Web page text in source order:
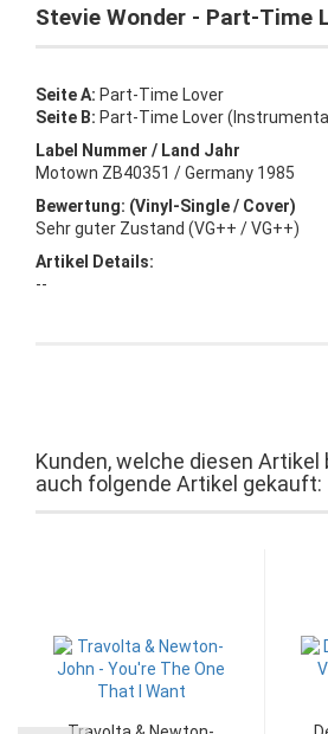
Stevie Wonder - Part-Time
Seite A: Part-Time Lover
Seite B: Part-Time Lover
Label Nummer / Land Jahr
Motown ZB40351 / Germany 1985
Bewertung: (Vinyl-Single / Cover)
Sehr guter Zustand (VG++ / VG++)
Artikel Details:
--
Kunden, welche diesen
auch folgende Artikel gekauft: